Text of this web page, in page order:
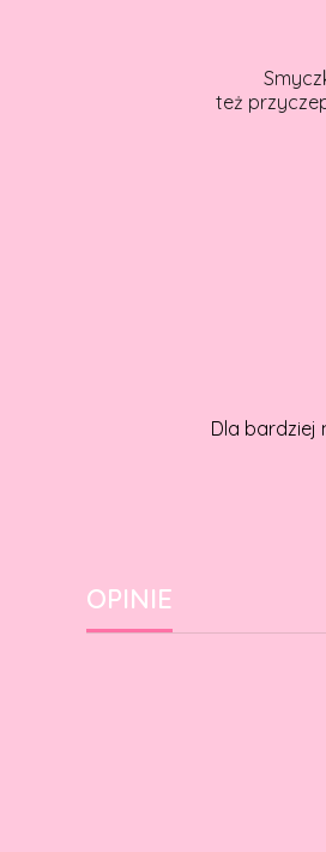
też
Dla bardziej
OPINIE